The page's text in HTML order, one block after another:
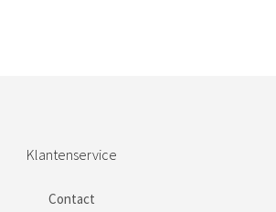
Klantenservice
Contact